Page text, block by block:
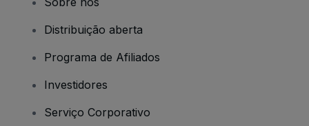
Distribuição aberta
Programa de Afiliados
Investidores
Serviço Corporativo